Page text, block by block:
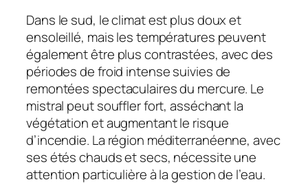
Dans le sud, le climat est plus doux et
ensoleillé, mais les températures peuvent
également être plus contrastées, avec des
périodes de froid intense suivies de
remontées spectaculaires du mercure. Le
mistral peut souffler fort, asséchant la
végétation et augmentant le risque
d’incendie. La région méditerranéenne, avec
ses étés chauds et secs, nécessite une
attention particulière à la gestion de l’eau.